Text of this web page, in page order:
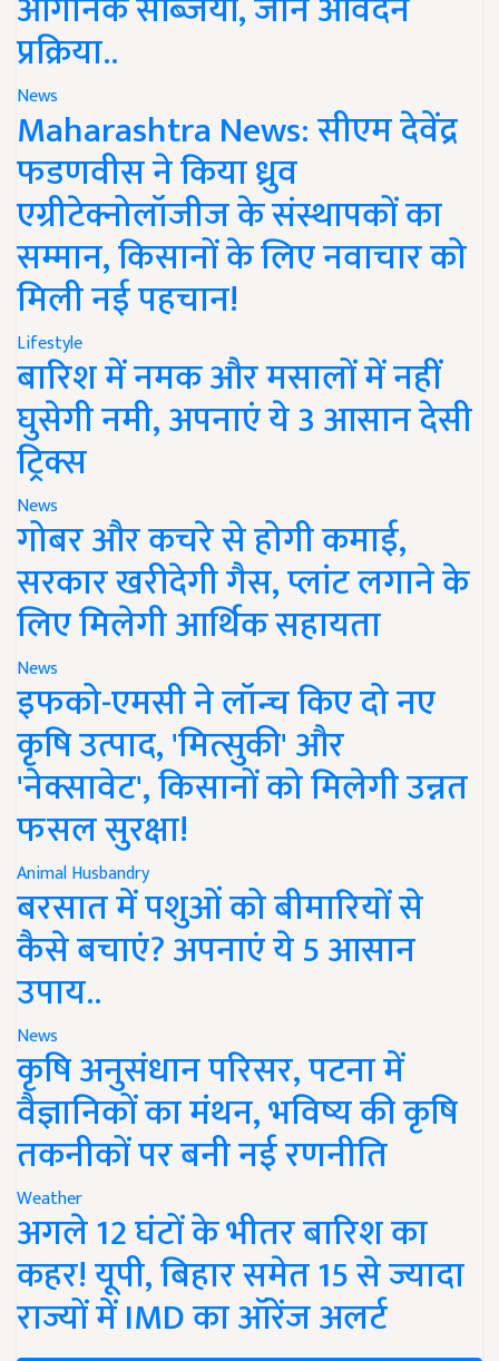
प्रक्रिया..
News
Maharashtra News: सीएम देवेंद्र
फडणवीस ने किया ध्रुव
एग्रीटेक्नोलॉजीज के संस्थापकों का
सम्मान, किसानों के लिए नवाचार को
मिली नई पहचान!
Lifestyle
बारिश में नमक और मसालों में नहीं
घुसेगी नमी, अपनाएं ये 3 आसान देसी
ट्रिक्स
News
गोबर और कचरे से होगी कमाई,
सरकार खरीदेगी गैस, प्लांट लगाने के
लिए मिलेगी आर्थिक सहायता
News
इफको-एमसी ने लॉन्च किए दो नए
कृषि उत्पाद, 'मित्सुकी' और
'नेक्सावेट', किसानों को मिलेगी उन्नत
फसल सुरक्षा!
Animal Husbandry
बरसात में पशुओं को बीमारियों से
कैसे बचाएं? अपनाएं ये 5 आसान
उपाय..
News
कृषि अनुसंधान परिसर, पटना में
वैज्ञानिकों का मंथन, भविष्य की कृषि
तकनीकों पर बनी नई रणनीति
Weather
अगले 12 घंटों के भीतर बारिश का
कहर! यूपी, बिहार समेत 15 से ज्यादा
राज्यों में IMD का ऑरेंज अलर्ट